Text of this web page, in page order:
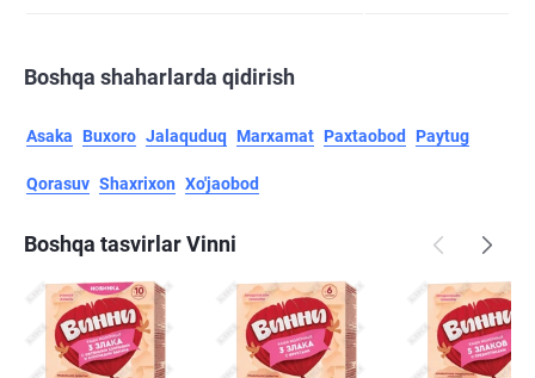
Boshqa shaharlarda qidirish
Asaka Buxoro Jalaquduq Marxamat Paxtaobod Paytug
Qorasuv Shaxrixon Xo'jaobod
Boshqa tasvirlar Vinni